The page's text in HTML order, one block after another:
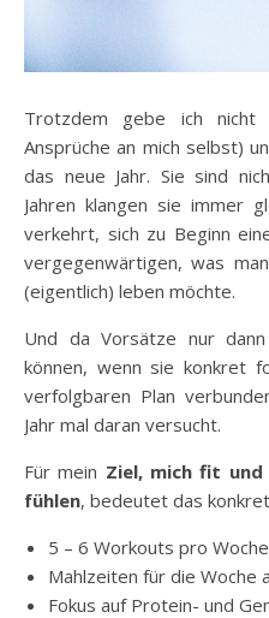
Trotzdem gebe ich nicht
Ansprüche an mich selbst)
das neue Jahr. Sie sind
Jahren klangen sie immer
verkehrt, sich zu Beginn
vergegenwärtigen, was
(eigentlich) leben möchte.
Und da Vorsätze nur
können, wenn sie konkret
verfolgbaren Plan
Jahr mal daran versucht.
Für mein Ziel, mich fit
fühlen, bedeutet das
5 – 6 Workouts pro
Mahlzeiten für die Woche
Fokus auf Protein- und